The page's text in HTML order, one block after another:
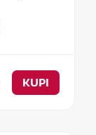
KUPI